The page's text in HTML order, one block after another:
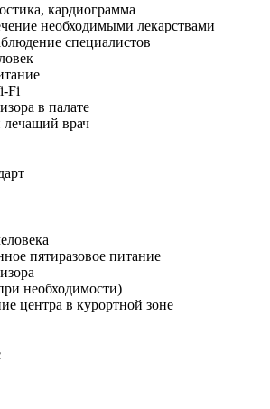
кардиограмма
необходимыми лекарствами
специалистов
Fi
в палате
врач
пятиразовое питание
необходимости)
центра в курортной зоне